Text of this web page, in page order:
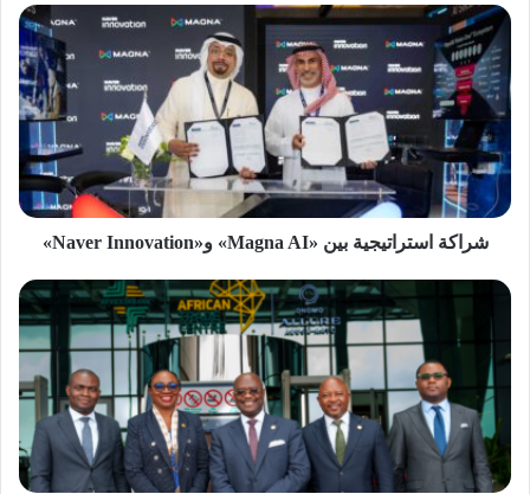
شراكة
استراتيجية
بين «Magna
AI» و«Naver
Innovation»
شراكة استراتيجية بين «Magna AI» و«Naver Innovation»
رئيس
بنك»:
الموارد
المحلية
مفتاح
استقلال
أفريقيا